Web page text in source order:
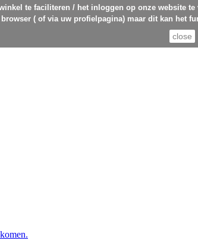
te faciliteren / het inloggen op onze website
browser ( of via uw profielpagina) maar dit kan het
close